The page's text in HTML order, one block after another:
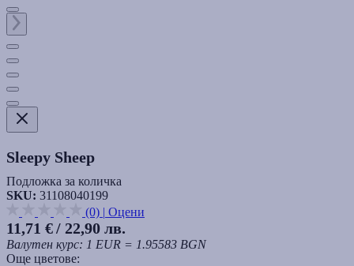
Sleepy Sheep
Подложка за количка
SKU: 31108040199
(0) | Оцени
11,71 €/ 22,90 лв.
Валутен курс: 1 EUR = 1.95583 BGN
Още цветове: